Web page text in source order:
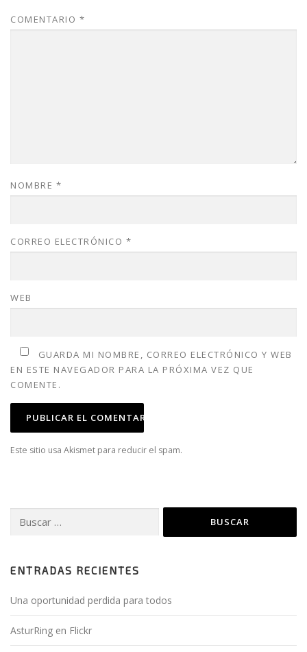
COMENTARIO *
NOMBRE *
CORREO ELECTRÓNICO *
WEB
GUARDA MI NOMBRE, CORREO ELECTRÓNICO Y WEB
EN ESTE NAVEGADOR PARA LA PRÓXIMA VEZ QUE
COMENTE.
Este sitio usa Akismet para reducir el spam.
ENTRADAS RECIENTES
Una oportunidad perdida para todos
AsturRing en Flickr